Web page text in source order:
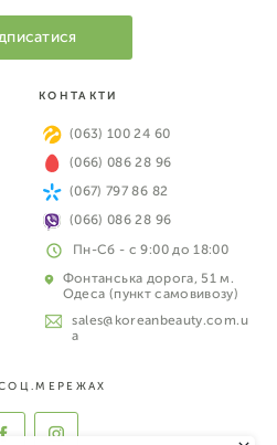
КОНТАКТИ
(063) 100 24 60
(066) 086 28 96
(067) 797 86 82
(066) 086 28 96
Пн-Сб - с 9:00 до 18:00
Фонтанська дорога, 51 м.
Одеса (пункт самовивозу)
sales@koreanbeauty.com.u
a